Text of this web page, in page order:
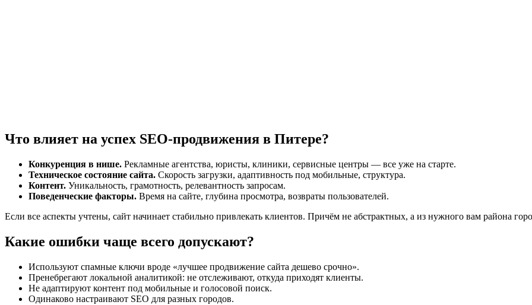
Что влияет на успех SEO-продвижения в Питере?
Конкуренция в нише. Рекламные агентства, юристы, клиники, сервисные центры — все уже на старте.
Техническое состояние сайта. Скорость загрузки, адаптивность под мобильные, структура.
Контент. Уникальность, грамотность, релевантность запросам.
Поведенческие факторы. Время на сайте, глубина просмотра, возвраты пользователей.
Если все аспекты учтены, сайт начинает стабильно привлекать клиентов. Причём не абстрактных, а из нужного вам района
Какие ошибки чаще всего допускают?
Используют спамные ключи вроде «лучшее продвижение сайта дешево срочно».
Пренебрегают локальной аналитикой: не отслеживают, откуда приходят клиенты.
Не адаптируют контент под мобильные и голосовой поиск.
Одинаково настраивают SEO для разных городов.